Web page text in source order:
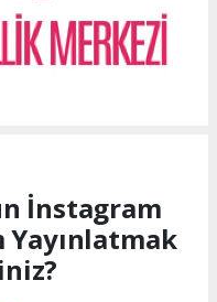
İnstagram
Yayınlatmak